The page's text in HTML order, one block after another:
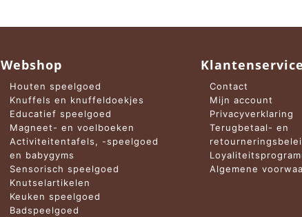
Webshop
Houten speelgoed
Knuffels en knuffeldoekjes
Educatief speelgoed
Magneet- en voelboeken
Activiteitentafels, -speelgoed
en babygyms
Sensorisch speelgoed
Knutselartikelen
Keuken speelgoed
Badspeelgoed
Klantenservice
Contact
Mijn account
Privacyverklaring
Terugbetaal- en
Algemene